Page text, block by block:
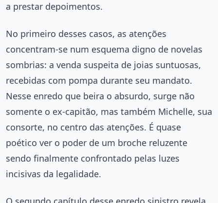
a prestar depoimentos.
No primeiro desses casos, as atenções
concentram-se num esquema digno de novelas
sombrias: a venda suspeita de joias suntuosas,
recebidas com pompa durante seu mandato.
Nesse enredo que beira o absurdo, surge não
somente o ex-capitão, mas também Michelle, sua
consorte, no centro das atenções. É quase
poético ver o poder de um broche reluzente
sendo finalmente confrontado pelas luzes
incisivas da legalidade.